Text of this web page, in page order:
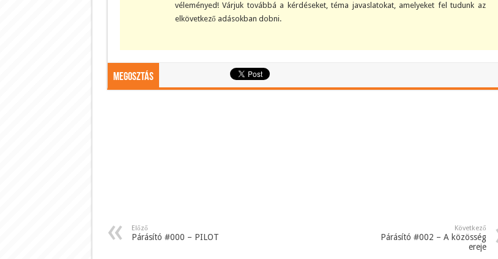
véleményed! Várjuk továbbá a kérdéseket, téma javaslatokat, amelyeket fel tudunk az
elkövetkező adásokban dobni.
Megosztás
Előző
Párásító #000 – PILOT
Következő
Párásító #002 – A közösség
ereje